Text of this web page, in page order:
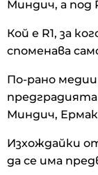
Миндич, а под
Кой е R1, за
споменава
По-рано
предградията
Миндич,
Изхождайки
да се има